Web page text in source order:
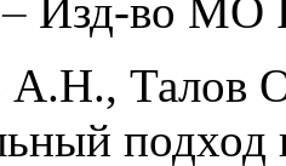
– Изд-во МО
Талов
подход